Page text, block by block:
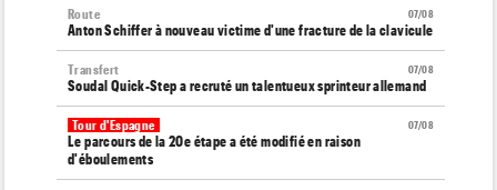
07/08
Route
Anton Schiffer à nouveau victime d'une fracture de la clavicule
07/08
Transfert
Soudal Quick-Step a recruté un talentueux sprinteur allemand
07/08
Tour d'Espagne
Le parcours de la 20e étape a été modifié en raison
d'éboulements